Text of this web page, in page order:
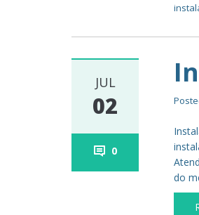
JUL
02
0
do